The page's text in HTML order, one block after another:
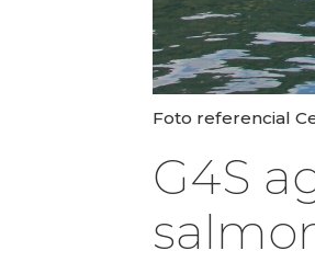
Foto referencial
G4S